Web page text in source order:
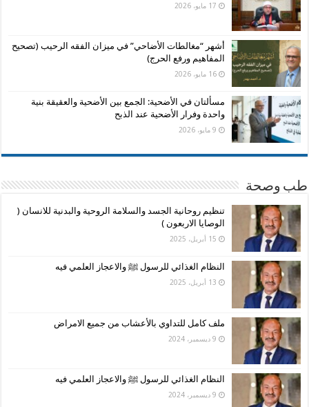
17 مايو، 2026
أشهر “مغالطات الأضاحي” في ميزان الفقه الرحيب (تصحيح
المفاهيم ورفع الحرج)
16 مايو، 2026
مسألتان في الأضحية: الجمع بين الأضحية والعقيقة بنية
واحدة وفرار الأضحية عند الذبح
9 مايو، 2026
طب وصحة
تنظيم روحانية الجسد والسلامة الروحية والبدنية للانسان (
الوصايا الاربعون )
15 أبريل، 2025
النظام الغذائي للرسول ﷺ والاعجاز العلمي فيه
13 أبريل، 2025
ملف كامل للتداوي بالأعشاب من جميع الامراض
9 ديسمبر، 2024
النظام الغذائي للرسول ﷺ والاعجاز العلمي فيه
9 ديسمبر، 2024